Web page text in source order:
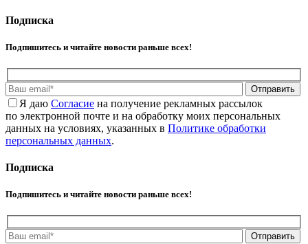
Подписка
Подпишитесь и читайте новости раньше всех!
Отправить
Я даю Cогласие на получение рекламных рассылок
по электронной почте и на обработку моих персональных
данных на условиях, указанных в Политике обработки
персональных данных.
Подписка
Подпишитесь и читайте новости раньше всех!
Отправить